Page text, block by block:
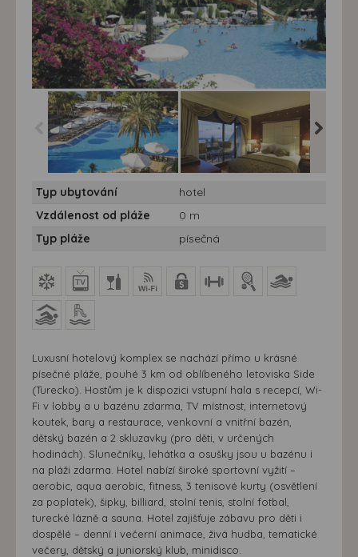
Elegance***** - 7 nocí
Elegance***** - 7 nocí
Typ ubytování
hotel
Vzdálenost od pláže
0 m
Typ pláže
písečná
Luxusní hotelový komplex se nachází přímo u krásné
písečné pláže, pouhé 3 km od oblíbeného letoviska Side
(Turecko). Hostům je k dispozici vstupní hala s recepcí, Wi-
Fi v lobby a u bazénu zdarma, TV místnost, internetový
koutek, bary a restaurace, venkovní a vnitřní bazén,
dětský bazén a 2 skluzavky (pro děti, v určených
hodinách). Slunečníky, lehátka a osušky jsou u bazénu i
na pláži zdarma. Hotel nabízí široké sportovní vyžití –
aerobic, aqua aerobic, fitness, 3 tenisové kurty (osvětlení
za poplatek), šipky, billiard, stolní tenis, stolní fotbal,
turecké lázně a sauna. Hotel zajišťuje zábavu pro děti i
dospělé – denní i večerní animace, živá hudba, tematické
večery, dětský a juniorský klub, minidisco.